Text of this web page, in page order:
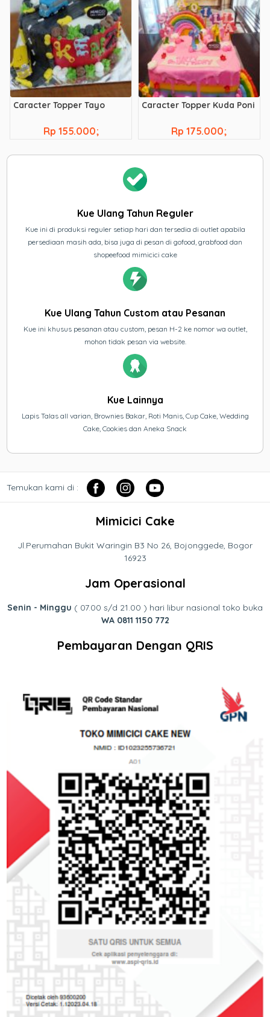
Caracter Topper Tayo
Rp 155.000;
Caracter Topper Kuda Poni
Rp 175.000;
Kue Ulang Tahun Reguler
Kue ini di produksi reguler setiap hari dan tersedia di outlet apabila
persediaan masih ada, bisa juga di pesan di gofood, grabfood dan
shopeefood mimicici cake
Kue Ulang Tahun Custom atau Pesanan
Kue ini khusus pesanan atau custom, pesan H-2 ke nomor wa outlet,
mohon tidak pesan via website.
Kue Lainnya
Lapis Talas all varian, Brownies Bakar, Roti Manis, Cup Cake, Wedding
Cake, Cookies dan Aneka Snack
Temukan kami di :
Mimicici Cake
Jl.Perumahan Bukit Waringin B3 No 26, Bojonggede, Bogor
16923
Jam Operasional
Senin - Minggu ( 07.00 s/d 21.00 ) hari libur nasional toko buka
WA 0811 1150 772
Pembayaran Dengan QRIS